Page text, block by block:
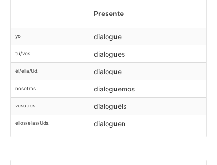
Presente
yo dialogue
tú/vos dialogues
él/ella/Ud. dialogue
nosotros dialoguemos
vosotros dialoguéis
ellos/ellas/Uds. dialoguen